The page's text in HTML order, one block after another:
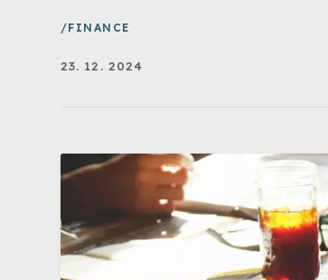
FINANCE
23. 12. 2024